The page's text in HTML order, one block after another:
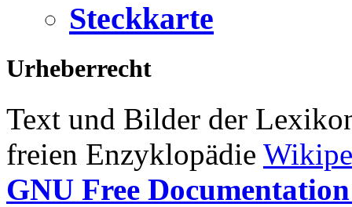
Steckkarte
Urheberrecht
Text und Bilder der
freien Enzyklopädie
GNU Free